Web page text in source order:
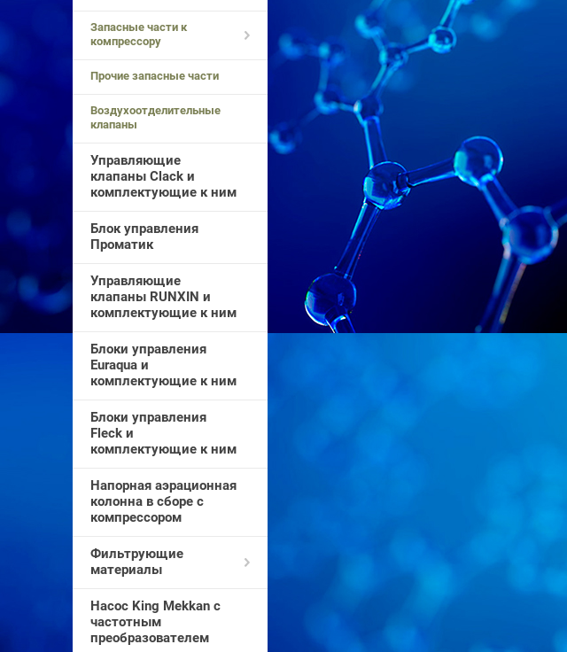
Запасные части к
компрессору
Прочие запасные части
Воздухоотделительные
клапаны
Управляющие
клапаны Clack и
комплектующие к ним
Блок управления
Проматик
Управляющие
клапаны RUNXIN и
комплектующие к ним
Блоки управления
Euraqua и
комплектующие к ним
Блоки управления
Fleck и
комплектующие к ним
Напорная аэрационная
колонна в сборе с
компрессором
Фильтрующие
материалы
Насос King Mekkan с
частотным
преобразователем